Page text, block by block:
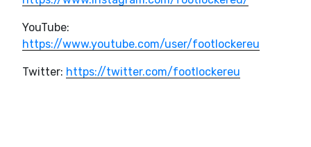
YouTube:
https://www.youtube.com/user/footlockereu
Twitter: https://twitter.com/footlockereu